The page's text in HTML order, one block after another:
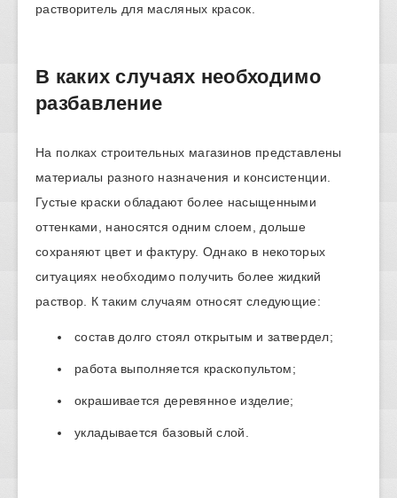
растворитель для масляных красок.
В каких случаях необходимо
разбавление
На полках строительных магазинов представлены
материалы разного назначения и консистенции.
Густые краски обладают более насыщенными
оттенками, наносятся одним слоем, дольше
сохраняют цвет и фактуру. Однако в некоторых
ситуациях необходимо получить более жидкий
раствор. К таким случаям относят следующие:
состав долго стоял открытым и затвердел;
работа выполняется краскопультом;
окрашивается деревянное изделие;
укладывается базовый слой.